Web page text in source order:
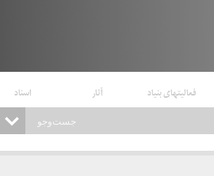
فعالیتهای بنیاد آثار اسناد